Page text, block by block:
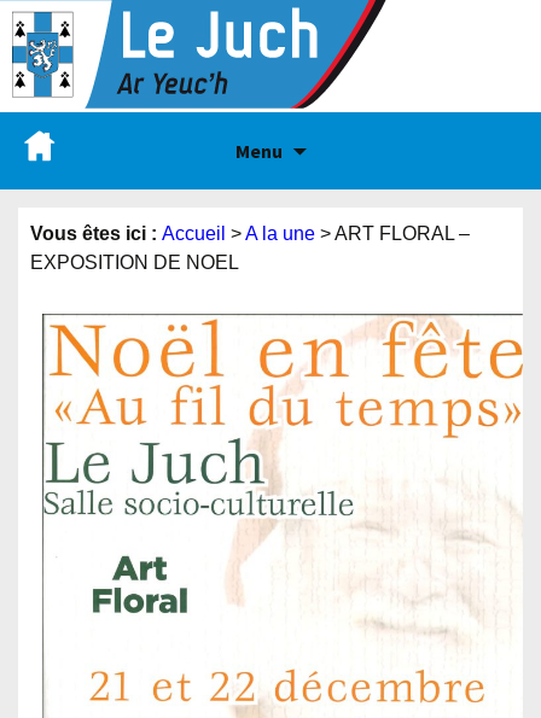
Menu
Vous êtes ici : Accueil >A la une >ART FLORAL –
EXPOSITION DE NOEL